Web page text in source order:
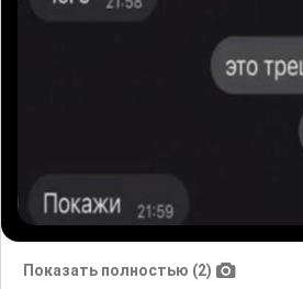
Показать полностью (2)